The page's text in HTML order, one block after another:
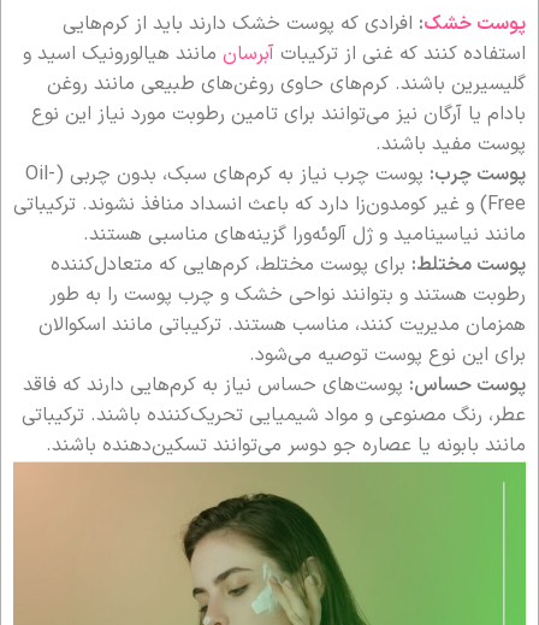
پوست خشک: افرادی که پوست خشک دارند باید از کرم‌هایی
استفاده کنند که غنی از ترکیبات آبرسان مانند هیالورونیک اسید و
گلیسیرین باشند. کرم‌های حاوی روغن‌های طبیعی مانند روغن
بادام یا آرگان نیز می‌توانند برای تامین رطوبت مورد نیاز این نوع
پوست مفید باشند.
پوست چرب:
پوست چرب نیاز به کرم‌های سبک، بدون چربی (Oil-
Free) و غیر کومدون‌زا دارد که باعث انسداد منافذ نشوند. ترکیباتی
مانند نیاسینامید و ژل آلوئه‌ورا گزینه‌های مناسبی هستند.
پوست مختلط: برای پوست مختلط، کرم‌هایی که متعادل‌کننده
رطوبت هستند و بتوانند نواحی خشک و چرب پوست را به طور
همزمان مدیریت کنند، مناسب هستند. ترکیباتی مانند اسکوالان
برای این نوع پوست توصیه می‌شود.
پوست حساس: پوست‌های حساس نیاز به کرم‌هایی دارند که فاقد
عطر، رنگ مصنوعی و مواد شیمیایی تحریک‌کننده باشند. ترکیباتی
مانند بابونه یا عصاره جو دوسر می‌توانند تسکین‌دهنده باشند.